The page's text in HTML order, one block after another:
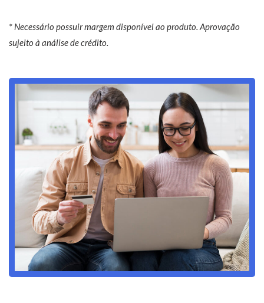
* Necessário possuir margem disponível ao produto. Aprovação
sujeito à análise de crédito.